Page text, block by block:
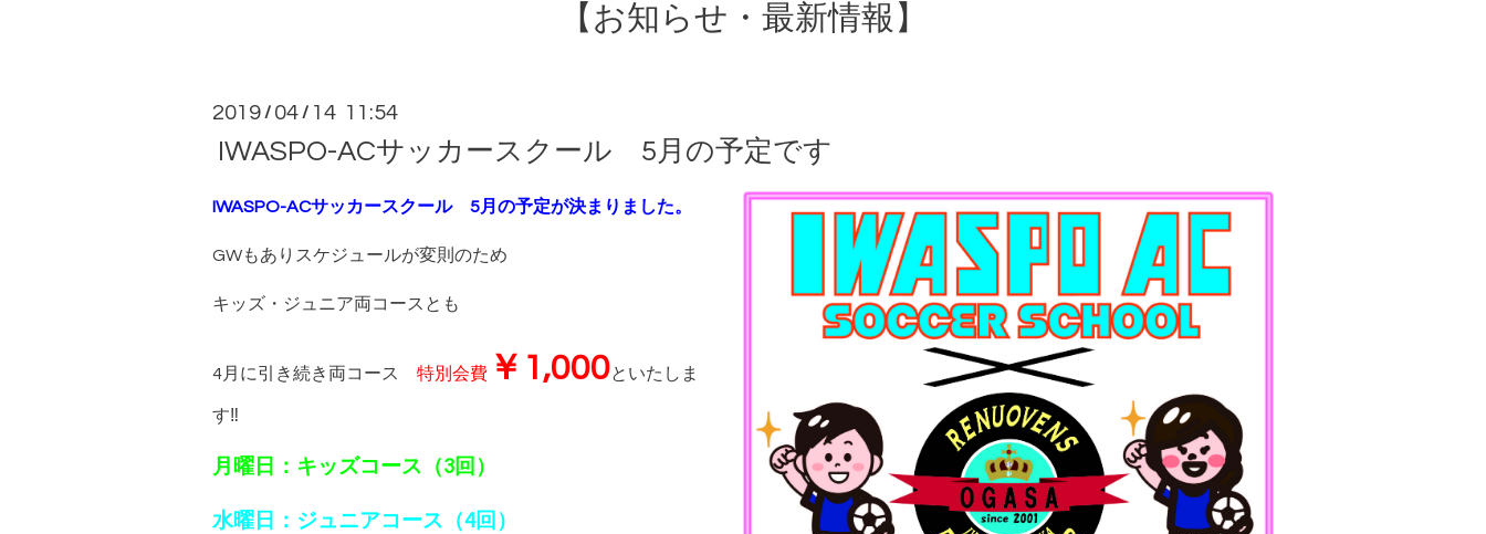
【お知らせ・最新情報】
2019 / 04 / 14 11:54
IWASPO-ACサッカースクール 5月の予定です
IWASPO-ACサッカースクール 5月の予定が決まりました。
GWもありスケジュールが変則のため
キッズ・ジュニア両コースとも
4月に引き続き両コース 特別会費 ￥1,000といたしま
す‼
月曜日：キッズコース（3回）
水曜日：ジュニアコース（4回）